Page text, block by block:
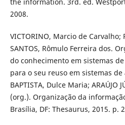
2008.
VICTORINO, Marcio de Carvalho;
SANTOS, Rômulo Ferreira dos.
do conhecimento em sistemas
para o seu reuso em sistemas
BAPTISTA, Dulce Maria; ARAÚJO
(org.). Organização da
Brasília, DF: Thesaurus, 2015. p.